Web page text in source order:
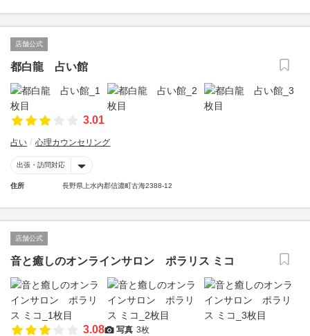
店舗公式
都白龍 占い館
3.01
占い 心理カウンセリング
出張・訪問対応
住所 長野県上水内郡信濃町古海2388-12
店舗公式
音と癒しのオンラインサロン ポラリス ミコ
3.08 写真 3枚